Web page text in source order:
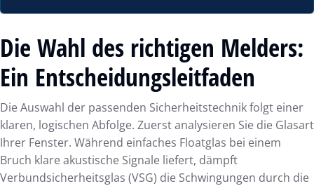
Die Wahl des richtigen Melders:
Ein Entscheidungsleitfaden
Die Auswahl der passenden Sicherheitstechnik folgt einer
klaren, logischen Abfolge. Zuerst analysieren Sie die Glasart
Ihrer Fenster. Während einfaches Floatglas bei einem
Bruch klare akustische Signale liefert, dämpft
Verbundsicherheitsglas (VSG) die Schwingungen durch die